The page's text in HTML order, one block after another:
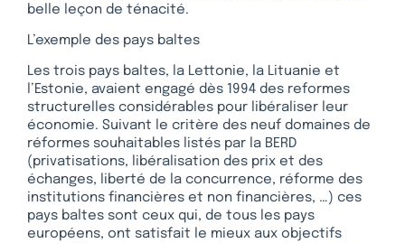
belle leçon de ténacité.
L’exemple des pays baltes
Les trois pays baltes, la Lettonie, la Lituanie et
l’Estonie, avaient engagé dès 1994 des reformes
structurelles considérables pour libéraliser leur
économie. Suivant le critère des neuf domaines de
réformes souhaitables listés par la BERD
(privatisations, libéralisation des prix et des
échanges, liberté de la concurrence, réforme des
institutions financières et non financières, …) ces
pays baltes sont ceux qui, de tous les pays
européens, ont satisfait le mieux aux objectifs